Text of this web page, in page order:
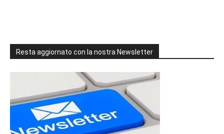
Resta aggiornato con la nostra Newsletter